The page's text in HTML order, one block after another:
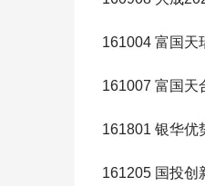
161004 富国天
161007 富国天
161801 银华优
161205 国投创